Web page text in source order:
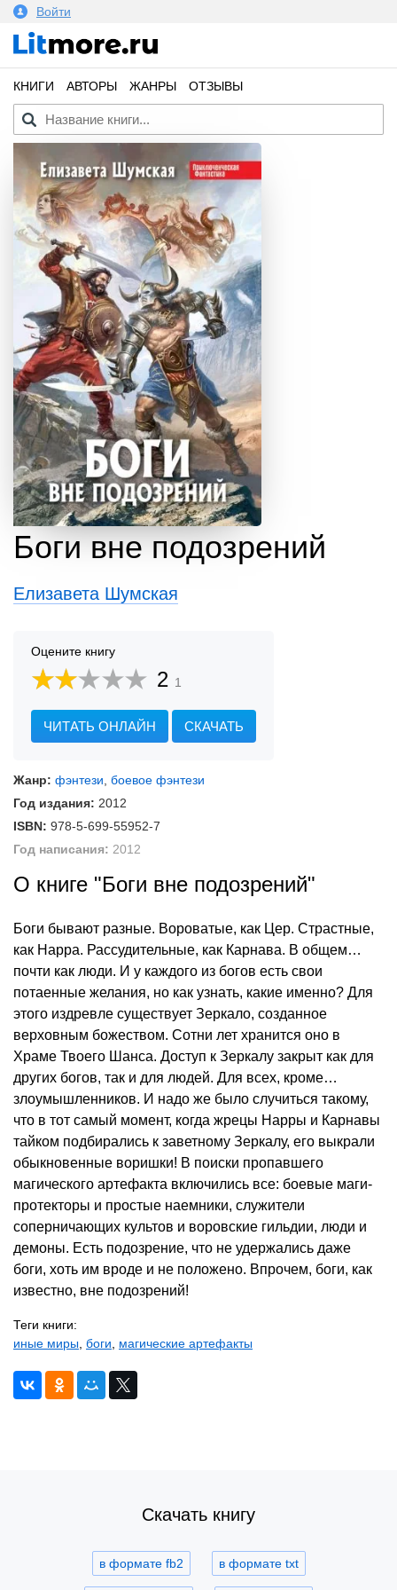
Войти
КНИГИ АВТОРЫ ЖАНРЫ ОТЗЫВЫ
Боги вне подозрений
Елизавета Шумская
Оцените книгу
2 1
ЧИТАТЬ ОНЛАЙН СКАЧАТЬ
Жанр: фэнтези боевое фэнтези
Год издания: 2012
ISBN: 978-5-699-55952-7
Год написания: 2012
О книге "Боги вне подозрений"
Боги бывают разные. Вороватые, как Цер. Страстные,
как Нарра. Рассудительные, как Карнава. В общем…
почти как люди. И у каждого из богов есть свои
потаенные желания, но как узнать, какие именно? Для
этого издревле существует Зеркало, созданное
верховным божеством. Сотни лет хранится оно в
Храме Твоего Шанса. Доступ к Зеркалу закрыт как для
других богов, так и для людей. Для всех, кроме…
злоумышленников. И надо же было случиться такому,
что в тот самый момент, когда жрецы Нарры и Карнавы
тайком подбирались к заветному Зеркалу, его выкрали
обыкновенные воришки! В поиски пропавшего
магического артефакта включились все: боевые маги-
протекторы и простые наемники, служители
соперничающих культов и воровские гильдии, люди и
демоны. Есть подозрение, что не удержались даже
боги, хоть им вроде и не положено. Впрочем, боги, как
известно, вне подозрений!
Теги книги:
иные миры боги магические артефакты
Скачать книгу
в формате fb2 в формате txt